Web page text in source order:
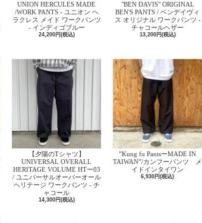
UNION HERCULES MADE
/WORK PANTS - ユニオン ヘ
ラクレス メイド ワークパンツ
- インディゴブルー
24,200円(税込)
"BEN DAVIS" ORIGINAL
BEN'S PANTS / ベンデイヴィ
ス オリジナル ワークパンツ -
チャコールヘザー
13,200円(税込)
【夕陽のTシャツ】
UNIVERSAL OVERALL
HERITAGE VOLUME HTー03
/ ユニバーサルオーバーオール
ヘリテージ ワークパンツ - チ
ャコール
14,300円(税込)
”Kung fu PantsーMADE IN
TAIWAN”/カンフーパンツ メ
イドインタイワン
6,930円(税込)